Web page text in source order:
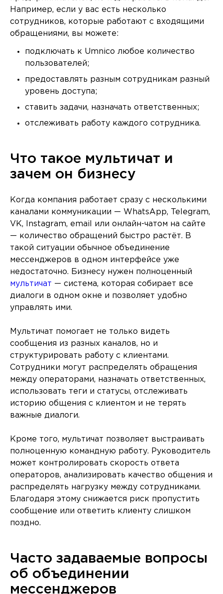
Например, если у вас есть несколько
сотрудников, которые работают с входящими
обращениями, вы можете:
подключать к Umnico любое количество
пользователей;
предоставлять разным сотрудникам разный
уровень доступа;
ставить задачи, назначать ответственных;
отслеживать работу каждого сотрудника.
Что такое мультичат и
зачем он бизнесу
Когда компания работает сразу с несколькими
каналами коммуникации — WhatsApp, Telegram,
VK, Instagram, email или онлайн-чатом на сайте
— количество обращений быстро растёт. В
такой ситуации обычное объединение
мессенджеров в одном интерфейсе уже
недостаточно. Бизнесу нужен полноценный
мультичат — система, которая собирает все
диалоги в одном окне и позволяет удобно
управлять ими.
Мультичат помогает не только видеть
сообщения из разных каналов, но и
структурировать работу с клиентами.
Сотрудники могут распределять обращения
между операторами, назначать ответственных,
использовать теги и статусы, отслеживать
историю общения с клиентом и не терять
важные диалоги.
Кроме того, мультичат позволяет выстраивать
полноценную командную работу. Руководитель
может контролировать скорость ответа
операторов, анализировать качество общения и
распределять нагрузку между сотрудниками.
Благодаря этому снижается риск пропустить
сообщение или ответить клиенту слишком
поздно.
Часто задаваемые вопросы
об объединении
мессенджеров